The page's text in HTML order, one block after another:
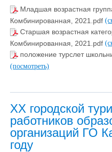
Младшая возрастная
Комбинированная, 2021.pdf
Старшая возрастная
Комбинированная, 2021.pdf
положение турслет
(посмотреть)
ХХ городской
работников
организаций ГО
году